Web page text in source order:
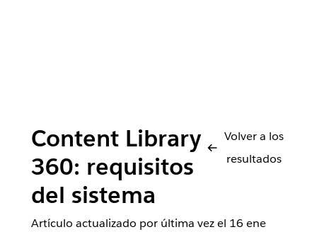
Content Library
360: requisitos
del sistema
Volver a los
resultados
Artículo actualizado por última vez el 16 ene